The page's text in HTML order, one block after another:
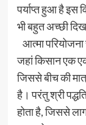
पर्याप्त हुआ है इस
भी बहुत अच्छी
आत्मा
जहां किसान एक
जिससे बीच की
है। परंतु श्री
होता है, जिससे